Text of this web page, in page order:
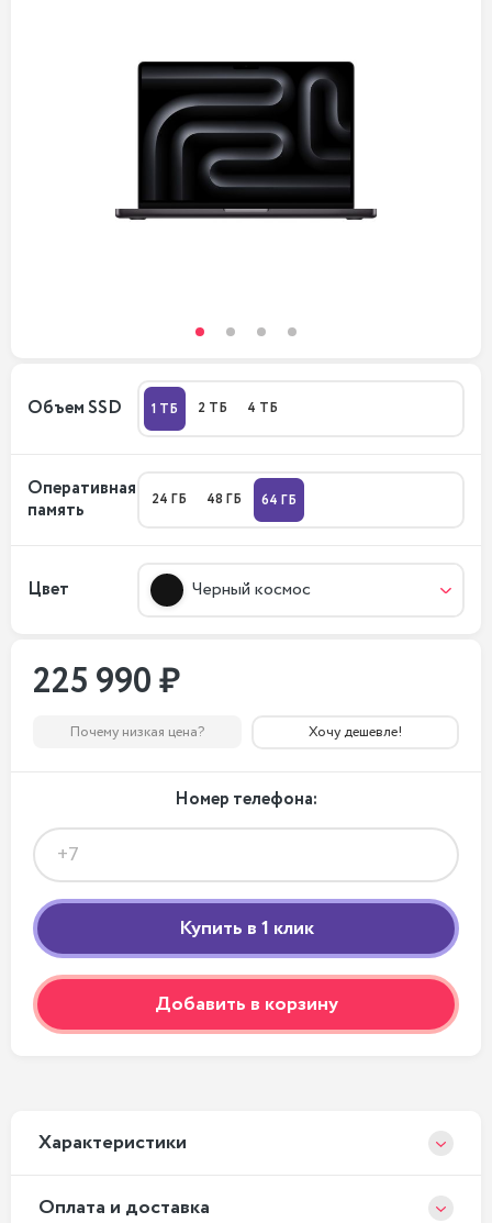
Объем SSD 1 ТБ 2 ТБ 4 ТБ
Оперативная
память
24 ГБ 48 ГБ 64 ГБ
Цвет Черный космос
225 990 ₽
Почему низкая цена? Хочу дешевле!
Номер телефона:
Добавить в корзину
Xарактеристики
Оплата и доставка